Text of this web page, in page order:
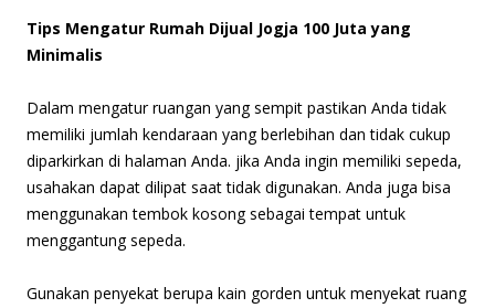
Tips Mengatur Rumah Dijual Jogja 100 Juta yang
Minimalis
Dalam mengatur ruangan yang sempit pastikan Anda tidak
memiliki jumlah kendaraan yang berlebihan dan tidak cukup
diparkirkan di halaman Anda. jika Anda ingin memiliki sepeda,
usahakan dapat dilipat saat tidak digunakan. Anda juga bisa
menggunakan tembok kosong sebagai tempat untuk
menggantung sepeda.
Gunakan penyekat berupa kain gorden untuk menyekat ruang